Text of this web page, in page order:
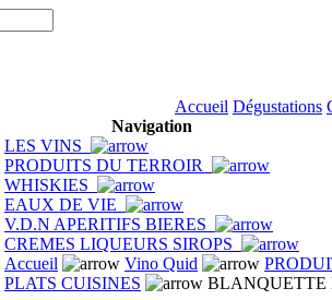
Accueil Dégustations
Navigation
LES VINS
PRODUITS DU TERROIR
WHISKIES
EAUX DE VIE
V.D.N APERITIFS BIERES
CREMES LIQUEURS SIROPS
Accueil
Vino Quid
PLATS CUISINES
BLANQUETTE